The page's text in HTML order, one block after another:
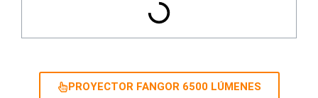
PROYECTOR FANGOR 6500 LÚMENES